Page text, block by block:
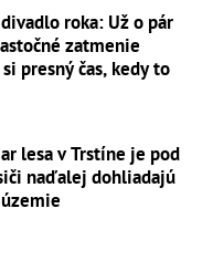
roka: Už o pár
zatmenie
presný čas, kedy to
lesa v Trstíne je pod
naďalej dohliadajú